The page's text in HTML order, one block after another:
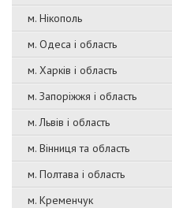
м. Нікополь
м. Одеса і область
м. Харків і область
м. Запоріжжя і область
м. Львів і область
м. Вінниця та область
м. Полтава і область
м. Кременчук